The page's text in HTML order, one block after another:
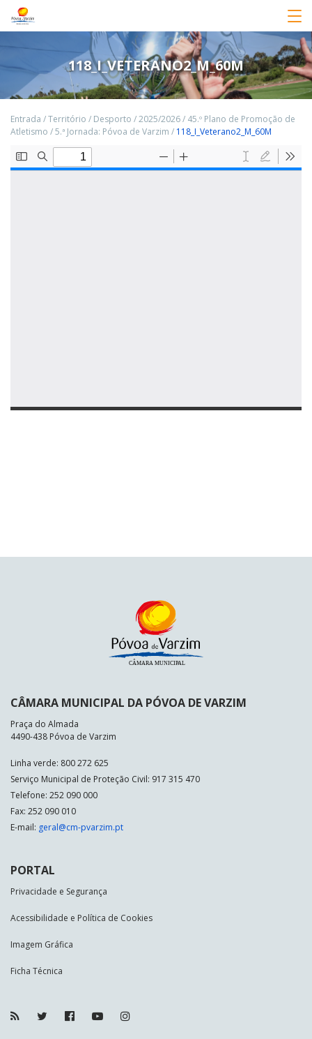
118_I_VETERANO2_M_60M
Entrada /Território / Desporto /2025/2026/ 45.º Plano de Promoção de
Atletismo /5.ª Jornada: Póvoa de Varzim / 118_I_Veterano2_M_60M
CÂMARA MUNICIPAL DA PÓVOA DE VARZIM
Praça do Almada
4490-438 Póvoa de Varzim
Linha verde: 800 272 625
Serviço Municipal de Proteção Civil: 917 315 470
Telefone: 252 090 000
Fax: 252 090 010
E-mail: geral@cm-pvarzim.pt
PORTAL
Privacidade e Segurança
Acessibilidade e Política de Cookies
Imagem Gráfica
Ficha Técnica